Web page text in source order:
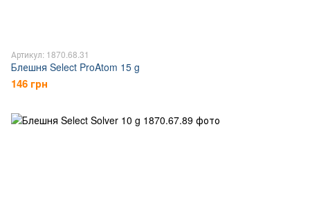
Артикул: 1870.68.31
Блешня Select ProAtom 15 g
146 грн